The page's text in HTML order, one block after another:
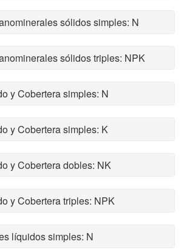
sólidos simples: N
sólidos triples: NPK
y Cobertera simples: N
y Cobertera simples: K
y Cobertera dobles: NK
y Cobertera triples: NPK
líquidos simples: N